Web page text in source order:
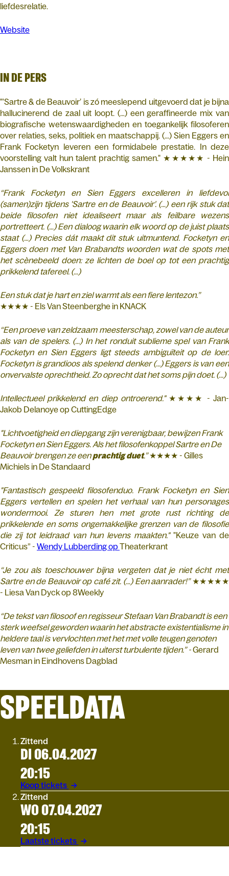
liefdesrelatie.
Website
IN DE PERS
"'Sartre & de Beauvoir’ is zó meeslepend uitgevoerd dat je bijna
hallucinerend de zaal uit loopt. (…) een geraffineerde mix van
biografische wetenswaardigheden en toegankelijk filosoferen
over relaties, seks, politiek en maatschappij. (…) Sien Eggers en
Frank Focketyn leveren een formidabele prestatie. In deze
voorstelling valt hun talent prachtig samen." ★★★★★ - Hein
Janssen in De Volkskrant
“Frank Focketyn en Sien Eggers excelleren in liefdevol
(samen)zijn tijdens 'Sartre en de Beauvoir’. (…) een rijk stuk dat
beide filosofen niet idealiseert maar als feilbare wezens
portretteert. (…) Een dialoog waarin elk woord op de juist plaats
staat (…) Precies dát maakt dit stuk uitmuntend. Focketyn en
Eggers doen met Van Brabandts woorden wat de spots met
het scènebeeld doen: ze lichten de boel op tot een prachtig
prikkelend tafereel. (…)
Een stuk dat je hart en ziel warmt als een fiere lentezon.”
★★★★ - Els Van Steenberghe in KNACK
“Een proeve van zeldzaam meesterschap, zowel van de auteur
als van de spelers. (...) In het ronduit sublieme spel van Frank
Focketyn en Sien Eggers ligt steeds ambiguïteit op de loer.
Focketyn is grandioos als spelend denker (...) Eggers is van een
onvervalste oprechtheid. Zo oprecht dat het soms pijn doet. (...)
Intellectueel prikkelend en diep ontroerend." ★★★★ - Jan-
Jakob Delanoye op CuttingEdge
"Lichtvoetigheid en diepgang zijn verenigbaar, bewijzen Frank
Focketyn en Sien Eggers. Als het filosofenkoppel Sartre en De
Beauvoir brengen ze eenprachtig duet.”★★★★ - Gilles
Michiels in De Standaard
"Fantastisch gespeeld filosofenduo. Frank Focketyn en Sien
Eggers vertellen en spelen het verhaal van hun personages
wondermooi. Ze sturen hen met grote rust richting de
prikkelende en soms ongemakkelijke grenzen van de filosofie
die zij tot leidraad van hun levens maakten." "Keuze van de
Criticus” - Wendy Lubberding op Theaterkrant
“Je zou als toeschouwer bijna vergeten dat je niet écht met
Sartre en de Beauvoir op café zit. (…) Een aanrader!”★★★★★
- Liesa Van Dyck op 8Weekly
“De tekst van filosoof en regisseur Stefaan Van Brabandt is een
sterk weefsel geworden waarin het abstracte existentialisme in
heldere taal is vervlochten met het met volle teugen genoten
leven van twee geliefden in uiterst turbulente tijden.” -Gerard
Mesman in Eindhovens Dagblad
SPEELDATA
Zittend
DI 06.04.2027
20:15
Koop tickets
Zittend
WO 07.04.2027
20:15
Laatste tickets